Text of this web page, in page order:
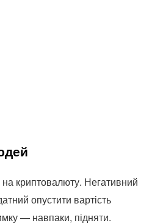
криптовалюту. Негативний
опустити вартість
— навпаки, підняти.